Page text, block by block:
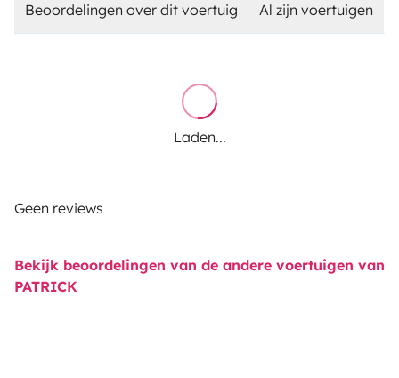
Beoordelingen over dit voertuig Al zijn voertuigen
Laden...
Geen reviews
Bekijk beoordelingen van de andere voertuigen van
PATRICK